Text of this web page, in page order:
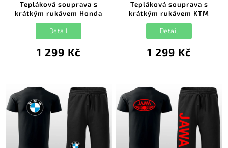
Tepláková souprava s
krátkým rukávem Honda
1 299 Kč
Detail
Tepláková souprava s
krátkým rukávem KTM
1 299 Kč
Detail